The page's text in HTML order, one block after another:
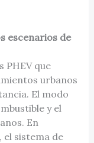
escenarios de
PHEV que
urbanos
El modo
y el
En
sistema de